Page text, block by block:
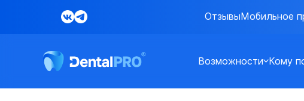
ОтзывыМобильное
Возможности Кому